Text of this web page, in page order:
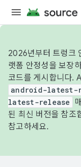
2026년부터 트렁크
랫폼 안정성을 보장
코드를 게시합니다.
android-latest-
latest-release
된 최신 버전을 참조
참고하세요.